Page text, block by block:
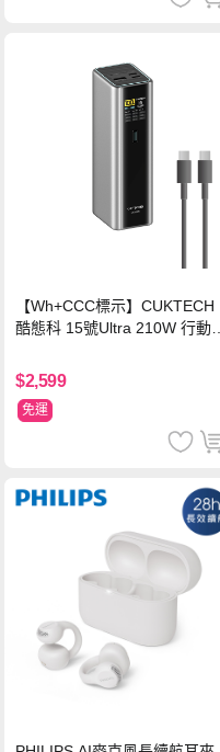
【Wh+CCC標示】CUKTECH
酷態科 15號Ultra 210W 行動電
$2,599
免運